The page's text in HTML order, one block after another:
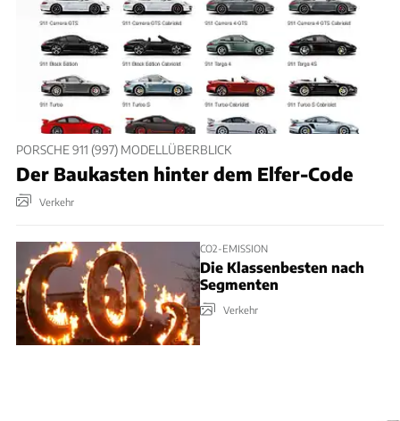
PORSCHE 911 (997) MODELLÜBERBLICK
Der Baukasten hinter dem Elfer-Code
Verkehr
CO2-EMISSION
Die Klassenbesten nach
Segmenten
Verkehr